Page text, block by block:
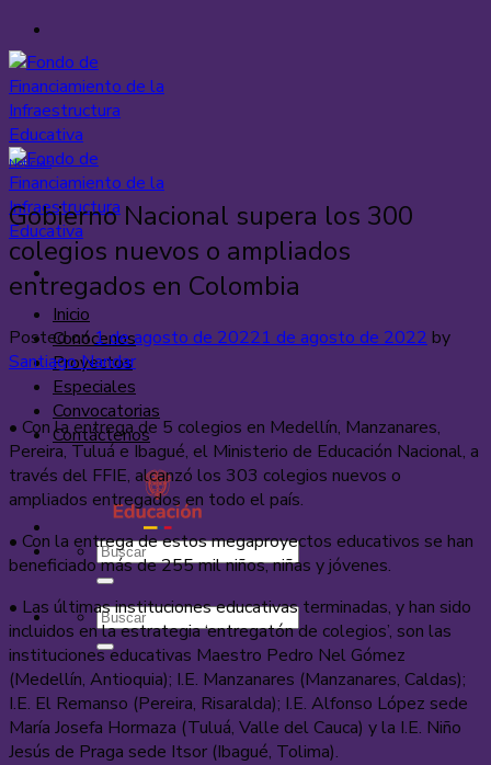
Saltar
al
contenido
Inicio
Conócenos
Proyectos
Especiales
Convocatorias
Contáctenos
Noticias
Gobierno Nacional supera los 300
colegios nuevos o ampliados
entregados en Colombia
Posted on1 de agosto de 20221 de agosto de 2022 by
Santiago Nandar
• Con la entrega de 5 colegios en Medellín, Manzanares,
Pereira, Tuluá e Ibagué, el Ministerio de Educación Nacional, a
través del FFIE, alcanzó los 303 colegios nuevos o
ampliados entregados en todo el país.
• Con la entrega de estos megaproyectos educativos se han
beneficiado más de 255 mil niños, niñas y jóvenes.
• Las últimas instituciones educativas terminadas, y han sido
incluidos en la estrategia ‘entregatón de colegios’, son las
instituciones educativas Maestro Pedro Nel Gómez
(Medellín, Antioquia); I.E. Manzanares (Manzanares, Caldas);
I.E. El Remanso (Pereira, Risaralda); I.E. Alfonso López sede
María Josefa Hormaza (Tuluá, Valle del Cauca) y la I.E. Niño
Jesús de Praga sede Itsor (Ibagué, Tolima).